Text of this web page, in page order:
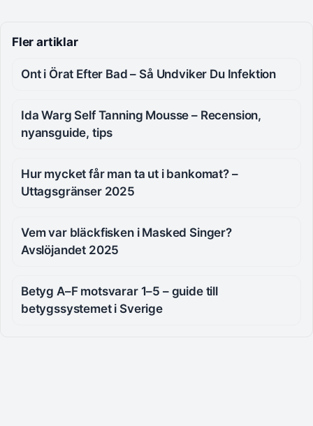
Fler artiklar
Ont i Örat Efter Bad – Så Undviker Du Infektion
Ida Warg Self Tanning Mousse – Recension,
nyansguide, tips
Hur mycket får man ta ut i bankomat? –
Uttagsgränser 2025
Vem var bläckfisken i Masked Singer?
Avslöjandet 2025
Betyg A–F motsvarar 1–5 – guide till
betygssystemet i Sverige